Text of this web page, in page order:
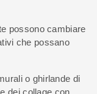
possono cambiare
che possano
o ghirlande di
dei collage con